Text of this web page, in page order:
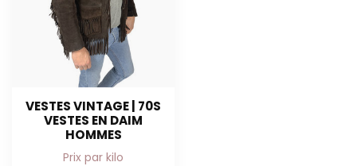
VESTES VINTAGE | 70S
VESTES EN DAIM
HOMMES
Prix par kilo